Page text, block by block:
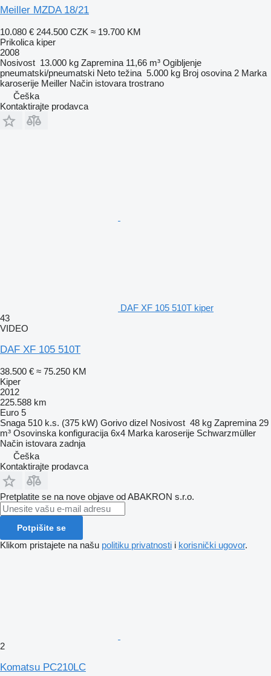
Meiller MZDA 18/21
10.080 € 244.500 CZK ≈ 19.700 KM
Prikolica kiper
2008
Nosivost 13.000 kg Zapremina 11,66 m³ Ogibljenje
pneumatski/pneumatski Neto težina 5.000 kg Broj osovina 2 Marka
karoserije Meiller Način istovara trostrano
Češka
Kontaktirajte prodavca
DAF XF 105 510T kiper
43
VIDEO
DAF XF 105 510T
38.500 € ≈ 75.250 KM
Kiper
2012
225.588 km
Euro 5
Snaga 510 k.s. (375 kW) Gorivo dizel Nosivost 48 kg Zapremina 29
m³ Osovinska konfiguracija 6x4 Marka karoserije Schwarzmüller
Način istovara zadnja
Češka
Kontaktirajte prodavca
Pretplatite se na nove objave od ABAKRON s.r.o.
Potpišite se
Klikom pristajete na našu politiku privatnosti i korisnički ugovor.
2
Komatsu PC210LC